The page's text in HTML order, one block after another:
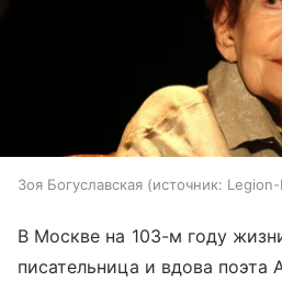
Зоя Богуславская источник:
В Москве на 103-м году
писательница и вдова поэта